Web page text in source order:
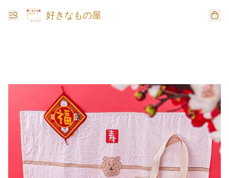
好きなもの屋